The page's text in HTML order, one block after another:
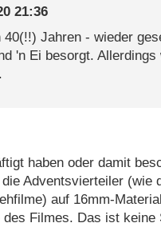
21:36
Jahren - wieder
'n Ei besorgt. Allerdings
haben oder damit
Adventsvierteiler (wie
auf 16mm-
Filmes. Das ist keine